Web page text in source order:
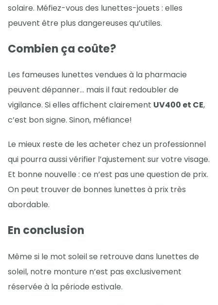
solaire. Méfiez-vous des lunettes-jouets : elles
peuvent être plus dangereuses qu’utiles.
Combien ça coûte?
Les fameuses lunettes vendues à la pharmacie
peuvent dépanner… mais il faut redoubler de
vigilance. Si elles affichent clairement UV400 et CE,
c’est bon signe. Sinon, méfiance!
Le mieux reste de les acheter chez un professionnel
qui pourra aussi vérifier l’ajustement sur votre visage.
Et bonne nouvelle : ce n’est pas une question de prix.
On peut trouver de bonnes lunettes à prix très
abordable.
En conclusion
Même si le mot soleil se retrouve dans lunettes de
soleil, notre monture n’est pas exclusivement
réservée à la période estivale.